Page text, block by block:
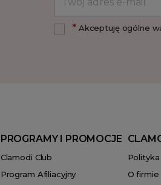
*Akceptuję ogólne
PROGRAMY I PROMOCJE
Clamodi Club
Program Afiliacyjny
O firmie